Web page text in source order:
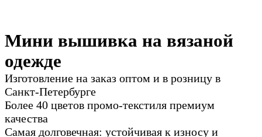
Мини вышивка на вязаной
одежде
Изготовление на заказ оптом и в розницу в
Санкт-Петербурге
Более 40 цветов промо-текстиля премиум
качества
Самая долговечная: устойчивая к износу и